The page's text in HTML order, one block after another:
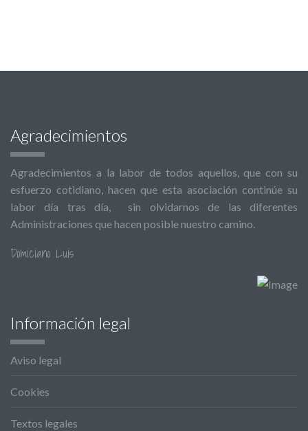
Agradecimientos
Agradecimientos a la labor de todos aquellos, que con su
esfuerzo cotidiano, hacen que esta asociación continúe su
labor día tras día, sin olvidarnos de las diferentes
Administraciones que hacen posible nuestro camino.
Domiciano Luis
Información legal
Aviso legal
Cookies
Textos legales